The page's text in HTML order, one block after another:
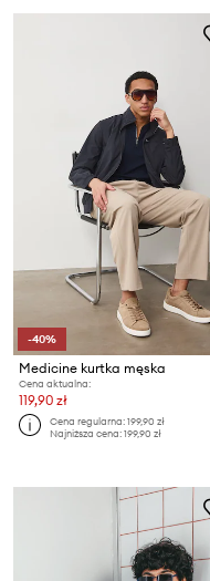
-40%
Medicine kurtka męska
Cena aktualna:
119,90 zł
Cena regularna:199,90 zł
Najniższa cena:199,90 zł